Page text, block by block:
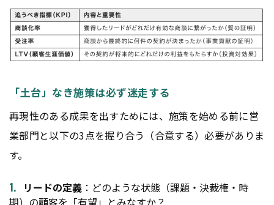
「土台」なき施策は必ず迷走する
再現性のある成果を出すためには、施策を始める前に営
業部門と以下の3点を握り合う（合意する）必要がありま
す。
リードの定義 ：どのような状態（課題・決裁権・時
期）の顧客を「有望」とみなすか？